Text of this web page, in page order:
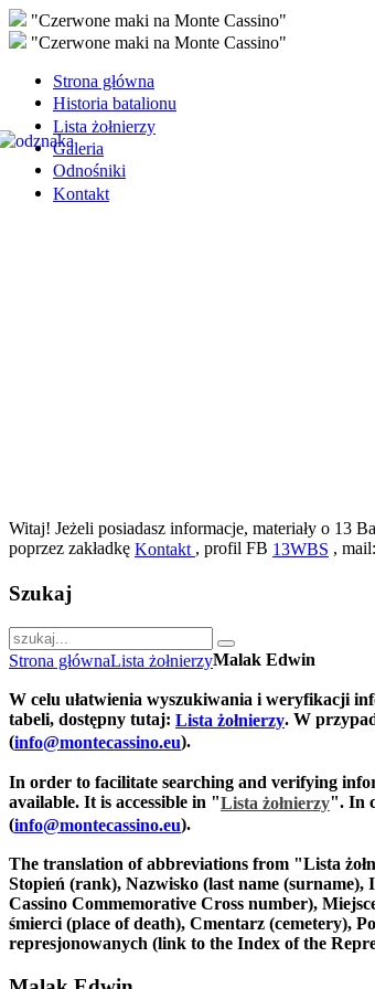
"Czerwone maki na Monte Cassino"
"Czerwone maki na Monte Cassino"
Strona główna
Historia batalionu
Lista żołnierzy
Galeria
Odnośniki
Kontakt
Witaj! Jeżeli posiadasz informacje, materiały o 13
poprzez zakładkę Kontakt , profil FB 13WBS , mail:
Szukaj
Strona głównaLista żołnierzyMalak Edwin
W celu ułatwienia wyszukiwania i weryfikacji
tabeli, dostępny tutaj: Lista żołnierzy. W
(info@montecassino.eu).
In order to facilitate searching and verifying
available. It is accessible in "Lista żołnierzy". In
(info@montecassino.eu).
The translation of abbreviations from "Lista
Stopień (rank), Nazwisko (last name
Cassino Commemorative Cross number),
śmierci (place of death), Cmentarz (cemetery),
represjonowanych (link to the Index of the